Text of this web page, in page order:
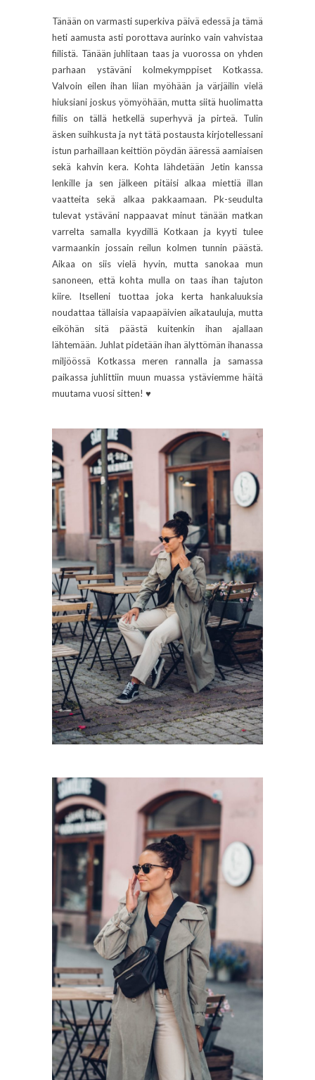
Tänään on varmasti superkiva päivä edessä ja tämä
heti aamusta asti porottava aurinko vain vahvistaa
fiilistä. Tänään juhlitaan taas ja vuorossa on yhden
parhaan ystäväni kolmekymppiset Kotkassa.
Valvoin eilen ihan liian myöhään ja värjäilin vielä
hiuksiani joskus yömyöhään, mutta siitä huolimatta
fiilis on tällä hetkellä superhyvä ja pirteä. Tulin
äsken suihkusta ja nyt tätä postausta kirjotellessani
istun parhaillaan keittiön pöydän ääressä aamiaisen
sekä kahvin kera. Kohta lähdetään Jetin kanssa
lenkille ja sen jälkeen pitäisi alkaa miettiä illan
vaatteita sekä alkaa pakkaamaan. Pk-seudulta
tulevat ystäväni nappaavat minut tänään matkan
varrelta samalla kyydillä Kotkaan ja kyyti tulee
varmaankin jossain reilun kolmen tunnin päästä.
Aikaa on siis vielä hyvin, mutta sanokaa mun
sanoneen, että kohta mulla on taas ihan tajuton
kiire. Itselleni tuottaa joka kerta hankaluuksia
noudattaa tällaisia vapaapäivien aikatauluja, mutta
eiköhän sitä päästä kuitenkin ihan ajallaan
lähtemään. Juhlat pidetään ihan älyttömän ihanassa
miljöössä Kotkassa meren rannalla ja samassa
paikassa juhlittiin muun muassa ystäviemme häitä
muutama vuosi sitten! ♥